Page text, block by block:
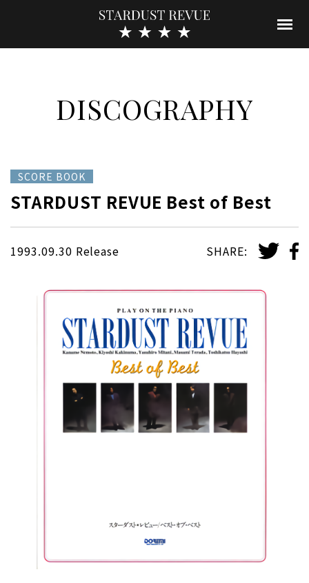
DISCOGRAPHY
SCORE BOOK
STARDUST REVUE Best of Best
1993.09.30 Release SHARE: